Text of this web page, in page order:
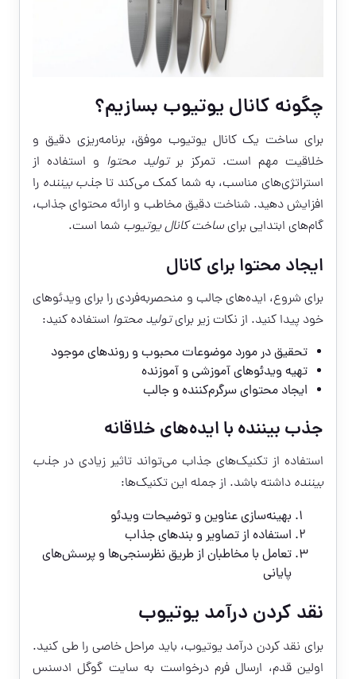
چگونه کانال یوتیوب بسازیم؟
برای ساخت یک کانال یوتیوب موفق، برنامه‌ریزی دقیق و
خلاقیت مهم است. تمرکز برتولید محتوا و استفاده از
استراتژی‌های مناسب، به شما کمک می‌کند تا جذب بیننده را
افزایش دهید. شناخت دقیق مخاطب و ارائه محتوای جذاب،
گام‌های ابتدایی برایساخت کانال یوتیوب شما است.
ایجاد محتوا برای کانال
برای شروع، ایده‌های جالب و منحصربه‌فردی را برای ویدئوهای
خود پیدا کنید. از نکات زیر برایتولید محتوا استفاده کنید:
تحقیق در مورد موضوعات محبوب و روندهای موجود
تهیه ویدئوهای آموزشی و آموزنده
ایجاد محتوای سرگرم‌کننده و جالب
جذب بیننده با ایده‌های خلاقانه
استفاده از تکنیک‌های جذاب می‌تواند تاثیر زیادی در جذب
بیننده داشته باشد. از جمله این تکنیک‌ها:
بهینه‌سازی عناوین و توضیحات ویدئو
استفاده از تصاوير و بندهای جذاب
تعامل با مخاطبان از طریق نظرسنجی‌ها و پرسش‌های
پایانی
نقد کردن درآمد یوتیوب
برای نقد کردن درآمد یوتیوب، باید مراحل خاصی را طی کنید.
اولین قدم، ارسال فرم درخواست به سایت گوگل ادسنس